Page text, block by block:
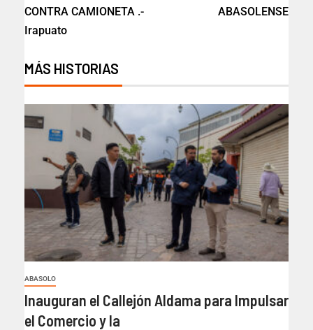
CONTRA CAMIONETA .-
Irapuato
ABASOLENSE
MÁS HISTORIAS
ABASOLO
Inauguran el Callejón Aldama para Impulsar
el Comercio y la